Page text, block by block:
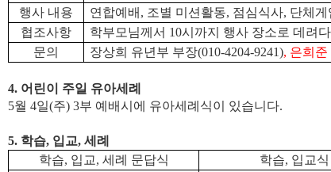
행사 내용
연합예배 , 조별 미션활동, 점심식사, 단체게
협조사항
학부모님께서 10시까지 행사 장소로 데려
문의
장상희 유년부 부장(010-4204-9241), 은희준
4. 어린이 주일 유아세례
5월 4일(주) 3부 예배시에 유아세례식이 있습니다.
5. 학습, 입교, 세례
학습, 입교, 세례 문답식 학습, 입교식